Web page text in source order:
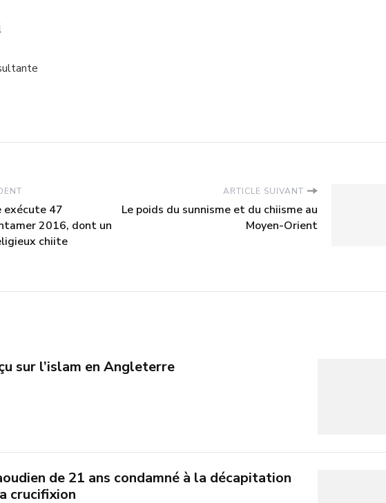
exécute 47
2016, dont un
chiite
ARTICLE SUIVANT
Le poids du sunnisme et du chiisme au
Moyen-Orient
sur l’islam en Angleterre
de 21 ans condamné à la décapitation
crucifixion